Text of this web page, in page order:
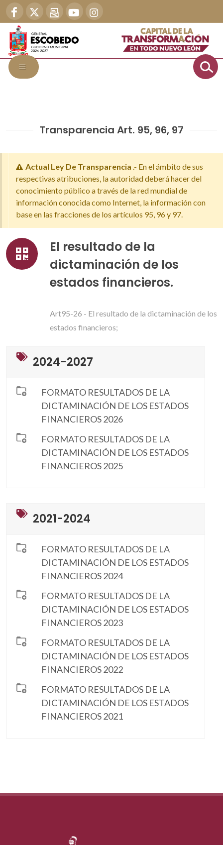
Transparencia Art. 95, 96, 97
Actual Ley De Transparencia .- En el ámbito de sus
respectivas atribuciones, la autoridad deberá hacer del
conocimiento público a través de la red mundial de
información conocida como Internet, la información con
base en las fracciones de los artículos 95, 96 y 97.
El resultado de la
dictaminación de los
estados financieros.
Art95-26 - El resultado de la dictaminación de los
estados financieros;
2024-2027
FORMATO RESULTADOS DE LA
DICTAMINACIÓN DE LOS ESTADOS
FINANCIEROS 2026
FORMATO RESULTADOS DE LA
DICTAMINACIÓN DE LOS ESTADOS
FINANCIEROS 2025
2021-2024
FORMATO RESULTADOS DE LA
DICTAMINACIÓN DE LOS ESTADOS
FINANCIEROS 2024
FORMATO RESULTADOS DE LA
DICTAMINACIÓN DE LOS ESTADOS
FINANCIEROS 2023
FORMATO RESULTADOS DE LA
DICTAMINACIÓN DE LOS ESTADOS
FINANCIEROS 2022
FORMATO RESULTADOS DE LA
DICTAMINACIÓN DE LOS ESTADOS
FINANCIEROS 2021